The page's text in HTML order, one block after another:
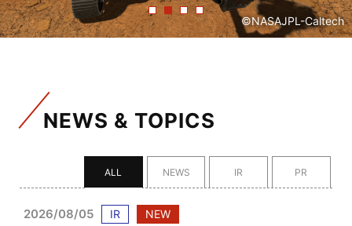
©NASAJPL-Caltech
NEWS & TOPICS
ALL NEWS IR PR
2026/08/05 IR NEW